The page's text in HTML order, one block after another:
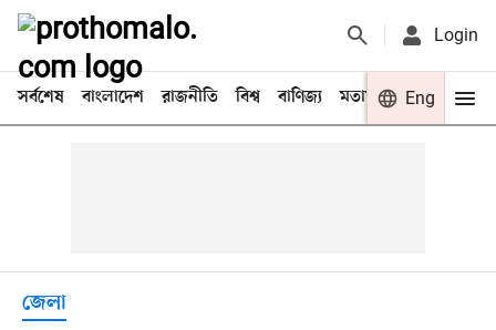
Login
সর্বশেষ বাংলাদেশ রাজনীতি বিশ্ব বাণিজ্য মতামত খেলা
Eng
জেলা